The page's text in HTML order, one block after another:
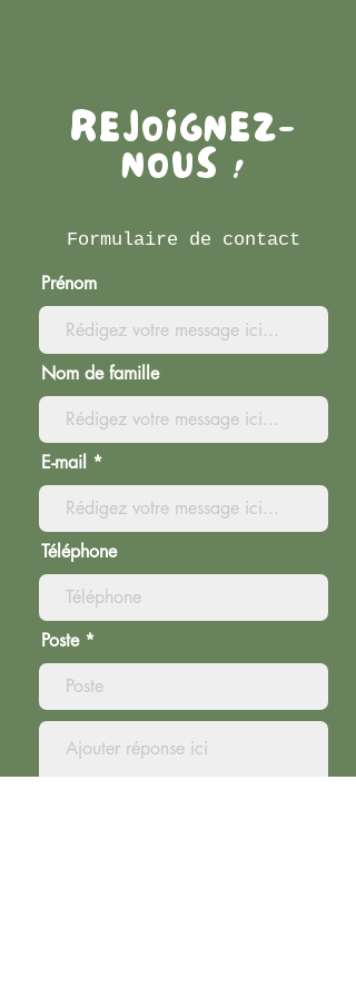
REJOIGNEZ-
NOUS !
Formulaire de contact
Prénom
Nom de famille
E-mail
Téléphone
Poste